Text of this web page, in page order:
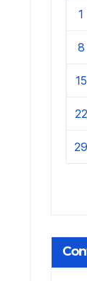
1
8
15
22
29